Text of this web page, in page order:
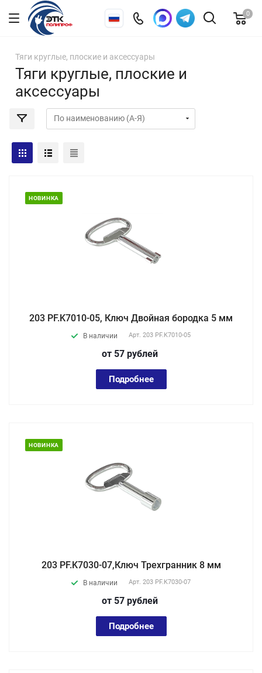
0
Тяги круглые, плоские и аксессуары
Тяги круглые, плоские и
аксессуары
НОВИНКА
203 PF.K7010-05, Ключ Двойная бородка 5 мм
В наличии Арт. 203 PF.K7010-05
от 57 рублей
Подробнее
НОВИНКА
203 PF.K7030-07,Ключ Трехгранник 8 мм
В наличии Арт. 203 PF.K7030-07
от 57 рублей
Подробнее